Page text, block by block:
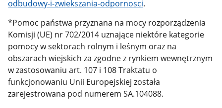
odbudowy-i-zwiekszania-odpornosci.
*Pomoc państwa przyznana na mocy rozporządzenia
Komisji (UE) nr 702/2014 uznające niektóre kategorie
pomocy w sektorach rolnym i leśnym oraz na
obszarach wiejskich za zgodne z rynkiem wewnętrznym
w zastosowaniu art. 107 i 108 Traktatu o
funkcjonowaniu Unii Europejskiej została
zarejestrowana pod numerem SA.104088.